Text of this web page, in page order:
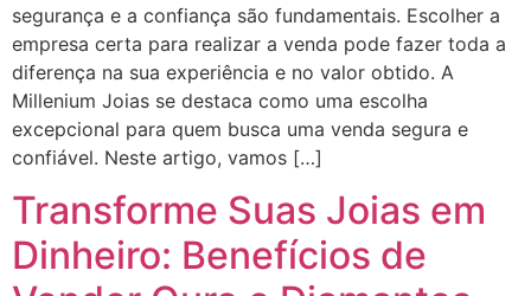
segurança e a confiança são fundamentais. Escolher a
empresa certa para realizar a venda pode fazer toda a
diferença na sua experiência e no valor obtido. A
Millenium Joias se destaca como uma escolha
excepcional para quem busca uma venda segura e
confiável. Neste artigo, vamos […]
Transforme Suas Joias em
Dinheiro: Benefícios de